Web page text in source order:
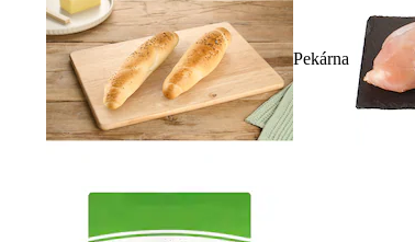
Pekárna